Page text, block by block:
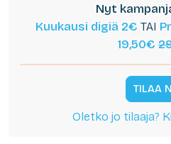
Nyt
Kuukausi digiä 2€ TAI
19,50€
TILAA
Oletko jo tilaaja?